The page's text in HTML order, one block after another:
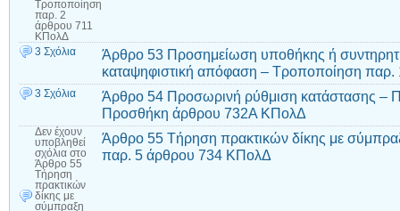
Τροποποίηση
παρ. 2
άρθρου 711
ΚΠολΔ
3 Σχόλια
Άρθρο 53 Προσημείωση υποθήκης ή
καταψηφιστική απόφαση – Τροποποίηση
3 Σχόλια
Άρθρο 54 Προσωρινή ρύθμιση κατάστασης –
Προσθήκη άρθρου 732Α ΚΠολΔ
Δεν έχουν
υποβληθεί
σχόλια στο
Άρθρο 55
Τήρηση
πρακτικών
δίκης με
σύμπραξη
Άρθρο 55 Τήρηση πρακτικών δίκης με
παρ. 5 άρθρου 734 ΚΠολΔ